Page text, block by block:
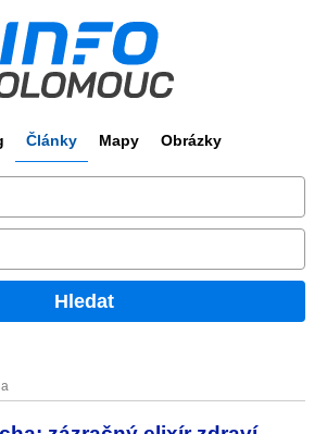
Články Mapy Obrázky
Hledat